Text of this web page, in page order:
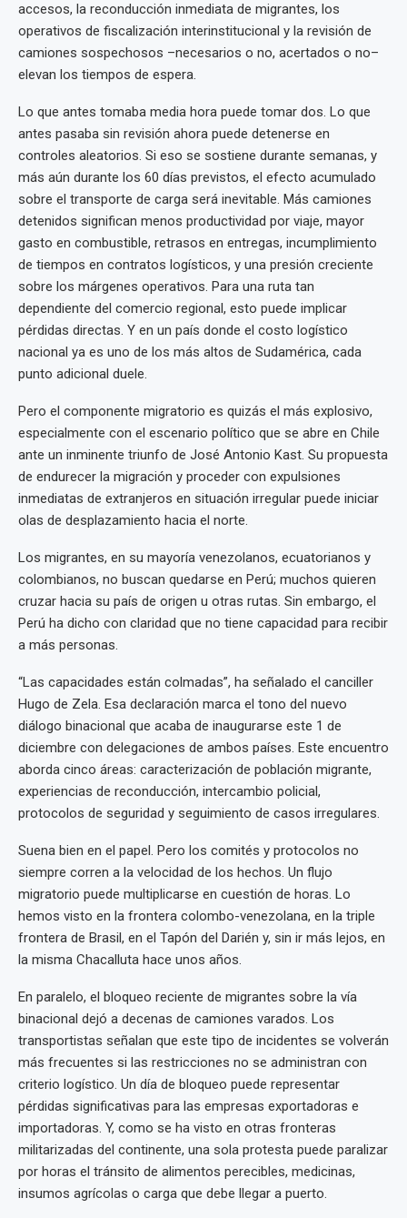
accesos, la reconducción inmediata de migrantes, los
operativos de fiscalización interinstitucional y la revisión de
camiones sospechosos –necesarios o no, acertados o no–
elevan los tiempos de espera.
Lo que antes tomaba media hora puede tomar dos. Lo que
antes pasaba sin revisión ahora puede detenerse en
controles aleatorios. Si eso se sostiene durante semanas, y
más aún durante los 60 días previstos, el efecto acumulado
sobre el transporte de carga será inevitable. Más camiones
detenidos significan menos productividad por viaje, mayor
gasto en combustible, retrasos en entregas, incumplimiento
de tiempos en contratos logísticos, y una presión creciente
sobre los márgenes operativos. Para una ruta tan
dependiente del comercio regional, esto puede implicar
pérdidas directas. Y en un país donde el costo logístico
nacional ya es uno de los más altos de Sudamérica, cada
punto adicional duele.
Pero el componente migratorio es quizás el más explosivo,
especialmente con el escenario político que se abre en Chile
ante un inminente triunfo de José Antonio Kast. Su propuesta
de endurecer la migración y proceder con expulsiones
inmediatas de extranjeros en situación irregular puede iniciar
olas de desplazamiento hacia el norte.
Los migrantes, en su mayoría venezolanos, ecuatorianos y
colombianos, no buscan quedarse en Perú; muchos quieren
cruzar hacia su país de origen u otras rutas. Sin embargo, el
Perú ha dicho con claridad que no tiene capacidad para recibir
a más personas.
“Las capacidades están colmadas”, ha señalado el canciller
Hugo de Zela. Esa declaración marca el tono del nuevo
diálogo binacional que acaba de inaugurarse este 1 de
diciembre con delegaciones de ambos países. Este encuentro
aborda cinco áreas: caracterización de población migrante,
experiencias de reconducción, intercambio policial,
protocolos de seguridad y seguimiento de casos irregulares.
Suena bien en el papel. Pero los comités y protocolos no
siempre corren a la velocidad de los hechos. Un flujo
migratorio puede multiplicarse en cuestión de horas. Lo
hemos visto en la frontera colombo-venezolana, en la triple
frontera de Brasil, en el Tapón del Darién y, sin ir más lejos, en
la misma Chacalluta hace unos años.
En paralelo, el bloqueo reciente de migrantes sobre la vía
binacional dejó a decenas de camiones varados. Los
transportistas señalan que este tipo de incidentes se volverán
más frecuentes si las restricciones no se administran con
criterio logístico. Un día de bloqueo puede representar
pérdidas significativas para las empresas exportadoras e
importadoras. Y, como se ha visto en otras fronteras
militarizadas del continente, una sola protesta puede paralizar
por horas el tránsito de alimentos perecibles, medicinas,
insumos agrícolas o carga que debe llegar a puerto.